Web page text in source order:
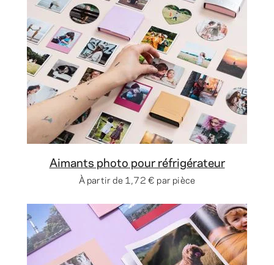
Aimants photo pour réfrigérateur
À partir de1,72 € par pièce